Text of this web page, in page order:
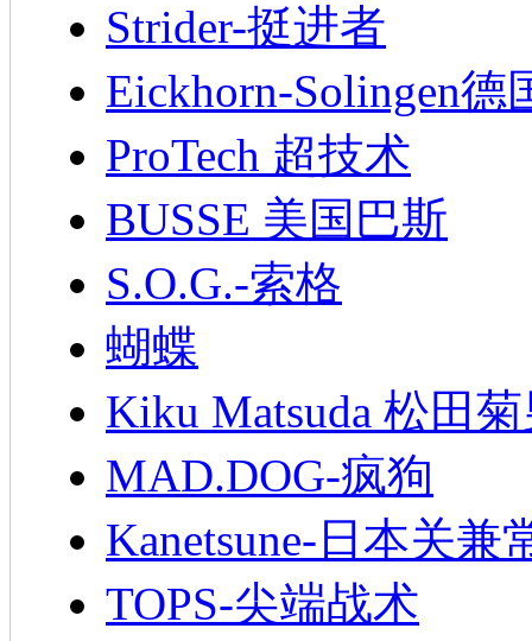
Strider-挺进者
Eickhorn-Solingen德
ProTech 超技术
BUSSE 美国巴斯
S.O.G.-索格
蝴蝶
Kiku Matsuda 松田
MAD.DOG-疯狗
Kanetsune-日本关兼
TOPS-尖端战术